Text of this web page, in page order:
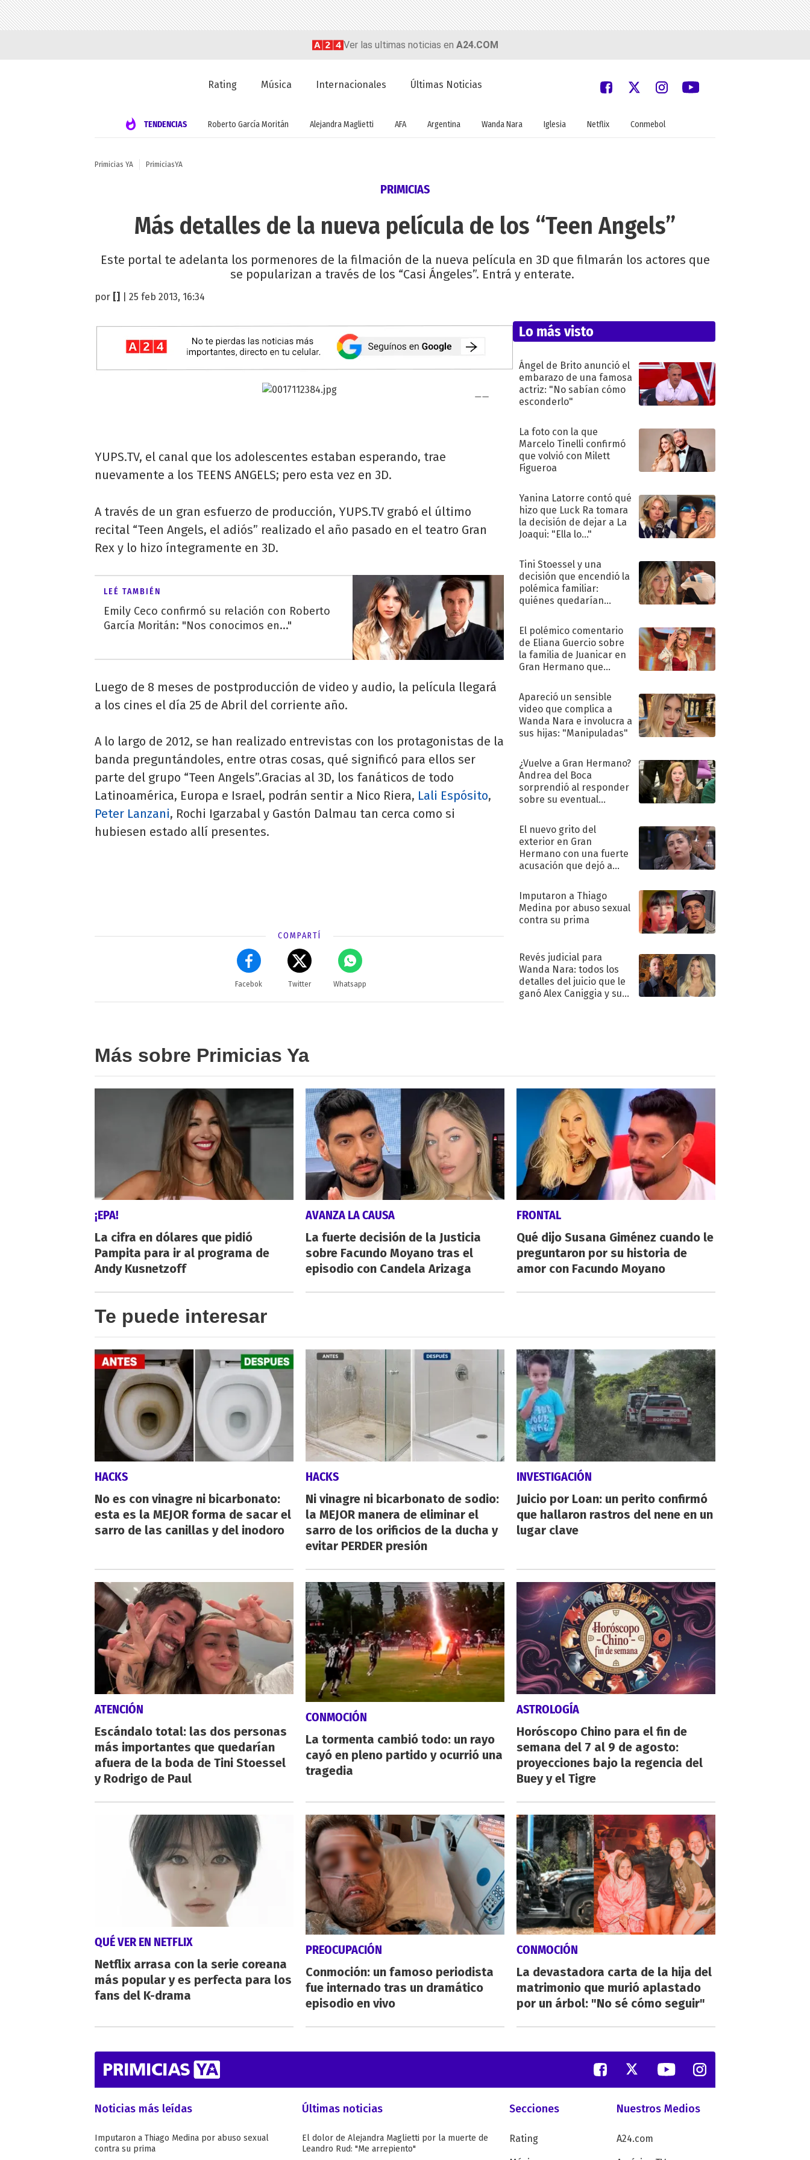
Ver las ultimas noticias en A24.COM
Rating Música Internacionales Últimas Noticias
TENDENCIAS Roberto García Moritán Alejandra Maglietti AFA Argentina Wanda Nara Iglesia Netflix Conmebol
Primicias YA PrimiciasYA
PRIMICIAS
Más detalles de la nueva película de los “Teen Angels”
Este portal te adelanta los pormenores de la filmación de la nueva película en 3D que filmarán los actores que
se popularizan a través de los “Casi Ángeles”. Entrá y enterate.
por | 25 feb 2013, 16:34
YUPS.TV, el canal que los adolescentes estaban esperando, trae
nuevamente a los TEENS ANGELS; pero esta vez en 3D.
A través de un gran esfuerzo de producción, YUPS.TV grabó el último
recital “Teen Angels, el adiós” realizado el año pasado en el teatro Gran
Rex y lo hizo íntegramente en 3D.
LEÉ TAMBIÉN
Emily Ceco confirmó su relación con Roberto
García Moritán: "Nos conocimos en..."
Luego de 8 meses de postproducción de video y audio, la película llegará
a los cines el día 25 de Abril del corriente año.
A lo largo de 2012, se han realizado entrevistas con los protagonistas de la
banda preguntándoles, entre otras cosas, qué significó para ellos ser
parte del grupo “Teen Angels”.Gracias al 3D, los fanáticos de todo
Latinoamérica, Europa e Israel, podrán sentir a Nico Riera, Lali Espósito,
Peter Lanzani, Rochi Igarzabal y Gastón Dalmau tan cerca como si
hubiesen estado allí presentes.
COMPARTÍ
Facebok Twitter Whatsapp
Lo más visto
Ángel de Brito anunció el
embarazo de una famosa
actriz: "No sabían cómo
esconderlo"
La foto con la que
Marcelo Tinelli confirmó
que volvió con Milett
Figueroa
Yanina Latorre contó qué
hizo que Luck Ra tomara
la decisión de dejar a La
Joaqui: "Ella lo..."
Tini Stoessel y una
decisión que encendió la
polémica familiar:
quiénes quedarían
El polémico comentario
de Eliana Guercio sobre
la familia de Juanicar en
Gran Hermano que
Apareció un sensible
video que complica a
Wanda Nara e involucra a
sus hijas: "Manipuladas"
¿Vuelve a Gran Hermano?
Andrea del Boca
sorprendió al responder
sobre su eventual
El nuevo grito del
exterior en Gran
Hermano con una fuerte
acusación que dejó a
"Traidora"
Imputaron a Thiago
Medina por abuso sexual
contra su prima
Revés judicial para
Wanda Nara: todos los
detalles del juicio que le
ganó Alex Caniggia y sus
Más sobre Primicias Ya
¡EPA!
La cifra en dólares que pidió
Pampita para ir al programa de
Andy Kusnetzoff
AVANZA LA CAUSA
La fuerte decisión de la Justicia
sobre Facundo Moyano tras el
episodio con Candela Arizaga
FRONTAL
Qué dijo Susana Giménez cuando le
preguntaron por su historia de
amor con Facundo Moyano
Te puede interesar
HACKS
No es con vinagre ni bicarbonato:
esta es la MEJOR forma de sacar el
sarro de las canillas y del inodoro
HACKS
Ni vinagre ni bicarbonato de sodio:
la MEJOR manera de eliminar el
sarro de los orificios de la ducha y
evitar PERDER presión
INVESTIGACIÓN
Juicio por Loan: un perito confirmó
que hallaron rastros del nene en un
lugar clave
ATENCIÓN
Escándalo total: las dos personas
más importantes que quedarían
afuera de la boda de Tini Stoessel
y Rodrigo de Paul
CONMOCIÓN
La tormenta cambió todo: un rayo
cayó en pleno partido y ocurrió una
tragedia
ASTROLOGÍA
Horóscopo Chino para el fin de
semana del 7 al 9 de agosto:
proyecciones bajo la regencia del
Buey y el Tigre
QUÉ VER EN NETFLIX
Netflix arrasa con la serie coreana
más popular y es perfecta para los
fans del K-drama
PREOCUPACIÓN
Conmoción: un famoso periodista
fue internado tras un dramático
episodio en vivo
CONMOCIÓN
La devastadora carta de la hija del
matrimonio que murió aplastado
por un árbol: "No sé cómo seguir"
Noticias más leídas
Imputaron a Thiago Medina por abuso sexual
contra su prima
Últimas noticias
El dolor de Alejandra Maglietti por la muerte de
Leandro Rud: "Me arrepiento"
Secciones
Rating
Nuestros Medios
A24.com